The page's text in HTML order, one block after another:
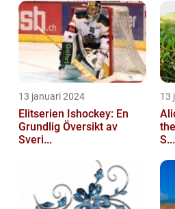
13 januari 2024
Elitserien Ishockey: En
Grundlig Översikt av
Sveri...
13
S...